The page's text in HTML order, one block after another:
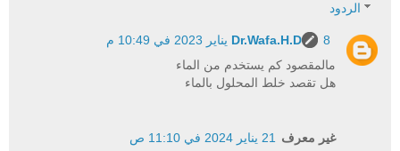
الردود
Dr.Wafa.H.D
8 يناير 2023 في 10:49 م
مالمقصود كم يستخدم من الماء
هل تقصد خلط المحلول بالماء
غير معرف 21 يناير 2024 في 11:10 ص